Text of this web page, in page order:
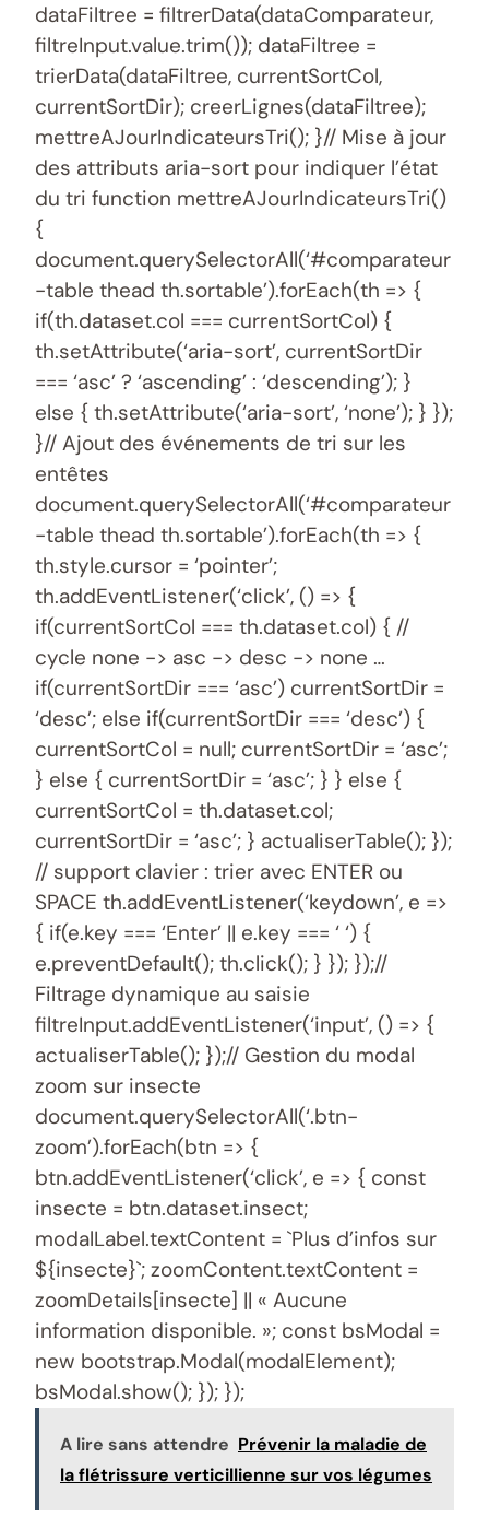
dataFiltree = filtrerData(dataComparateur,
filtreInput.value.trim()); dataFiltree =
trierData(dataFiltree, currentSortCol,
currentSortDir); creerLignes(dataFiltree);
mettreAJourIndicateursTri(); }// Mise à jour
des attributs aria-sort pour indiquer l’état
du tri function mettreAJourIndicateursTri()
{
document.querySelectorAll(‘#comparateur
-table thead th.sortable’).forEach(th => {
if(th.dataset.col === currentSortCol) {
th.setAttribute(‘aria-sort’, currentSortDir
=== ‘asc’ ? ‘ascending’ : ‘descending’); }
else { th.setAttribute(‘aria-sort’, ‘none’); } });
}// Ajout des événements de tri sur les
entêtes
document.querySelectorAll(‘#comparateur
-table thead th.sortable’).forEach(th => {
th.style.cursor = ‘pointer’;
th.addEventListener(‘click’, () => {
if(currentSortCol === th.dataset.col) { //
cycle none -> asc -> desc -> none …
if(currentSortDir === ‘asc’) currentSortDir =
‘desc’; else if(currentSortDir === ‘desc’) {
currentSortCol = null; currentSortDir = ‘asc’;
} else { currentSortDir = ‘asc’; } } else {
currentSortCol = th.dataset.col;
currentSortDir = ‘asc’; } actualiserTable(); });
// support clavier : trier avec ENTER ou
SPACE th.addEventListener(‘keydown’, e =>
{ if(e.key === ‘Enter’ || e.key === ‘ ‘) {
e.preventDefault(); th.click(); } }); });//
Filtrage dynamique au saisie
filtreInput.addEventListener(‘input’, () => {
actualiserTable(); });// Gestion du modal
zoom sur insecte
document.querySelectorAll(‘.btn-
zoom’).forEach(btn => {
btn.addEventListener(‘click’, e => { const
insecte = btn.dataset.insect;
modalLabel.textContent = `Plus d’infos sur
${insecte}`; zoomContent.textContent =
zoomDetails[insecte] || « Aucune
information disponible. »; const bsModal =
new bootstrap.Modal(modalElement);
bsModal.show(); }); });
A lire sans attendre Prévenir la maladie de
la flétrissure verticillienne sur vos légumes